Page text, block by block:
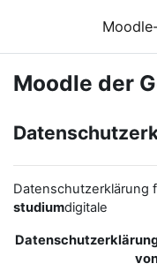
Moodle der
Datenschutzerklärung
studiumdigitale